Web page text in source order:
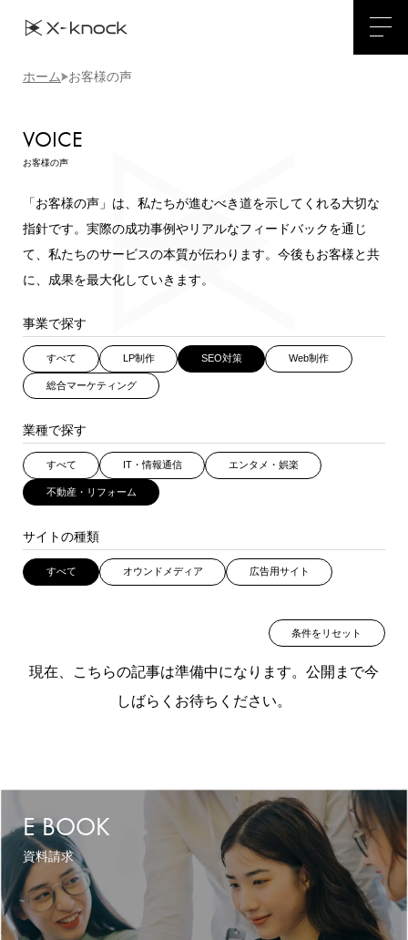
ホーム お客様の声
VOICE
お客様の声
「お客様の声」は、私たちが進むべき道を示してくれる大切な
指針です。実際の成功事例やリアルなフィードバックを通じ
て、私たちのサービスの本質が伝わります。今後もお客様と共
に、成果を最大化していきます。
事業で探す
すべて LP制作 SEO対策 Web制作
総合マーケティング
業種で探す
すべて IT・情報通信 エンタメ・娯楽
不動産・リフォーム
サイトの種類
すべて オウンドメディア 広告用サイト
条件をリセット
現在、こちらの記事は準備中になります。公開まで今
しばらくお待ちください。
E BOOK
資料請求